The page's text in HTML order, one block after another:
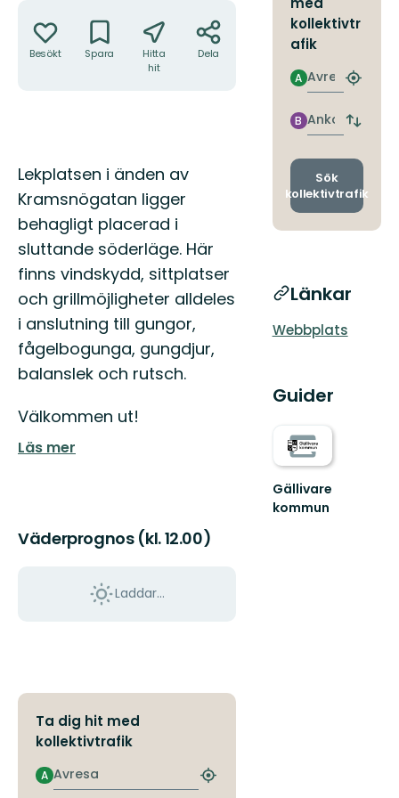
Besökt Spara
Hitta
hit
Dela
Beskrivning
Lekplatsen i änden av
Kramsnögatan ligger
behagligt placerad i
sluttande söderläge. Här
finns vindskydd, sittplatser
och grillmöjligheter alldeles
i anslutning till gungor,
fågelbogunga, gungdjur,
balanslek och rutsch.
Välkommen ut!
Läs mer
Väderprognos (kl. 12.00)
Laddar...
Ta dig hit med
kollektivtrafik
Avresa
A
Hitta
kollektivtr
afik
Avresa
A
Hitta
Ankomst
B
Byt
och
Sök
kollektivtrafik
Länkar
Webbplats
Guider
Gällivare
kommun